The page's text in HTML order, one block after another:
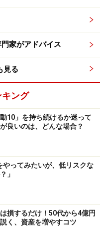
家がアドバイス
見る
キング
10」を持ち続けるか迷って
良いのは、どんな場合？
やってみたいが、低リスクな
」
損するだけ！50代から4億円
く、資産を増やすコツ